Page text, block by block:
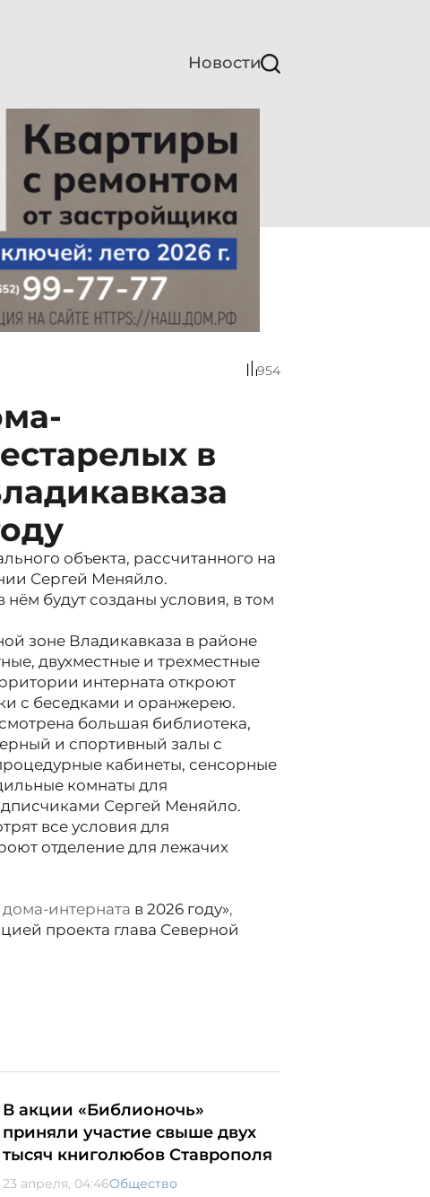
Новости
954
в
объекта, рассчитанного на
Сергей Меняйло.
нём будут созданы условия, в том
зоне Владикавказа в районе
двухместные и трехместные
интерната откроют
с беседками и оранжерею.
большая библиотека,
и спортивный залы с
кабинеты, сенсорные
комнаты для
Сергей Меняйло.
все условия для
отделение для лежачих
дома-интерната в 2026 году»,
проекта глава Северной
В акции «Библионочь»
приняли участие свыше двух
тысяч книголюбов Ставрополя
23 апреля, 04:46Общество